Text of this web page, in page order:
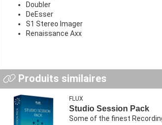
Doubler
DeEsser
S1 Stereo Imager
Renaissance Axx
Produits similaires
FLUX
Studio Session Pack
Some of the finest